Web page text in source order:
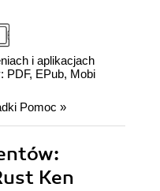
i aplikacjach
PDF, EPub, Mobi
Pomoc »
Ken